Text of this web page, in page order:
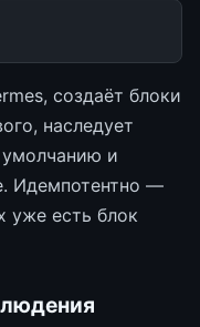
создаёт блоки
наследует
и
Идемпотентно —
уже есть блок